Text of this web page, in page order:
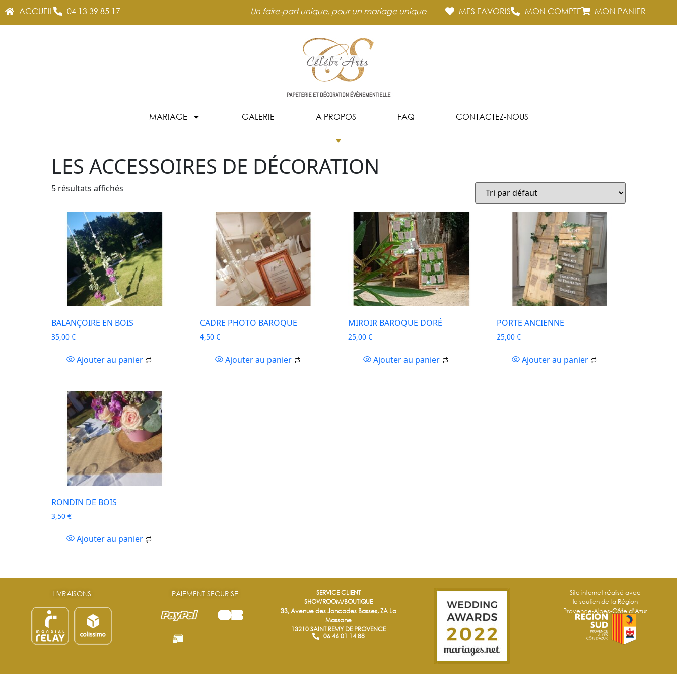
ACCUEIL 04 13 39 85 17 Un faire-part unique, pour un mariage unique MES FAVORIS MON COMPTE MON PANIER
MARIAGE GALERIE A PROPOS FAQ CONTACTEZ-NOUS
LES ACCESSOIRES DE DÉCORATION
5 résultats affichés
BALANÇOIRE EN BOIS
35,00 €
Ajouter au panier
CADRE PHOTO BAROQUE
4,50 €
Ajouter au panier
MIROIR BAROQUE DORÉ
25,00€
Ajouter au panier
PORTE ANCIENNE
25,00€
Ajouter au panier
RONDIN DE BOIS
3,50 €
Ajouter au panier
LIVRAISONS PAIEMENT SECURISE
SERVICE CLIENT
SHOWROOM/BOUTIQUE
33, Avenue des Joncades Basses, ZA La
Massane
13210 SAINT REMY DE PROVENCE
06 46 01 14 88
Site internet réalisé avec
le soutien de la Région
Provence-Alpes-Côte d’Azur